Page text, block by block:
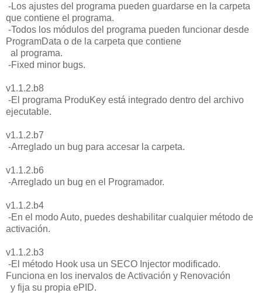
-Los ajustes del programa pueden guardarse en la carpeta
que contiene el programa.
-Todos los módulos del programa pueden funcionar desde
ProgramData o de la carpeta que contiene
al programa.
-Fixed minor bugs.
v1.1.2.b8
-El programa ProduKey está integrado dentro del archivo
ejecutable.
v1.1.2.b7
-Arreglado un bug para accesar la carpeta.
v1.1.2.b6
-Arreglado un bug en el Programador.
v1.1.2.b4
-En el modo Auto, puedes deshabilitar cualquier método de
activación.
v1.1.2.b3
-El método Hook usa un SECO Injector modificado.
Funciona en los inervalos de Activación y Renovación
y fija su propia ePID.